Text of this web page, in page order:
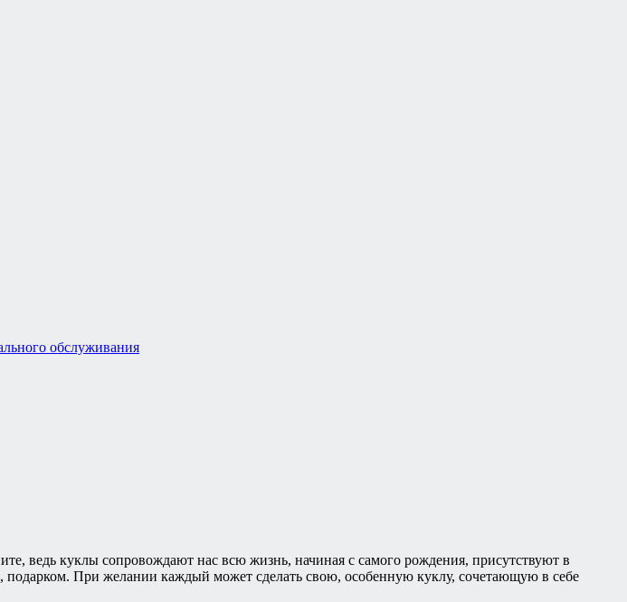
обслуживания
ведь куклы сопровождают нас всю жизнь, начиная с самого рождения, присутствуют в
При желании каждый может сделать свою, особенную куклу, сочетающую в себе